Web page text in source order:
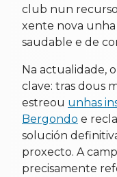
club nun
xente nova
saudable e de
Na actualidade,
clave: tras dous
estreou unhas
Bergondo e
solución
proxecto. A
precisamente